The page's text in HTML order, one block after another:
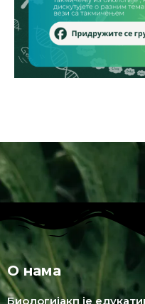
О нама
Биологијакп је